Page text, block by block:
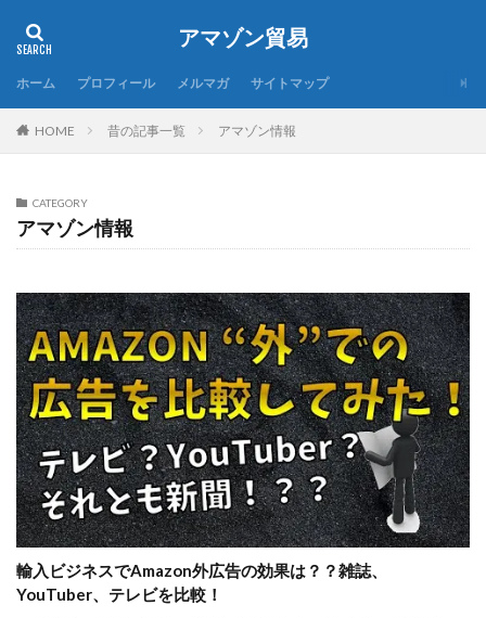
アマゾン貿易
ホーム プロフィール メルマガ サイトマップ
HOME 昔の記事一覧 アマゾン情報
CATEGORY
アマゾン情報
輸入ビジネスでAmazon外広告の効果は？？雑誌、
YouTuber、テレビを比較！